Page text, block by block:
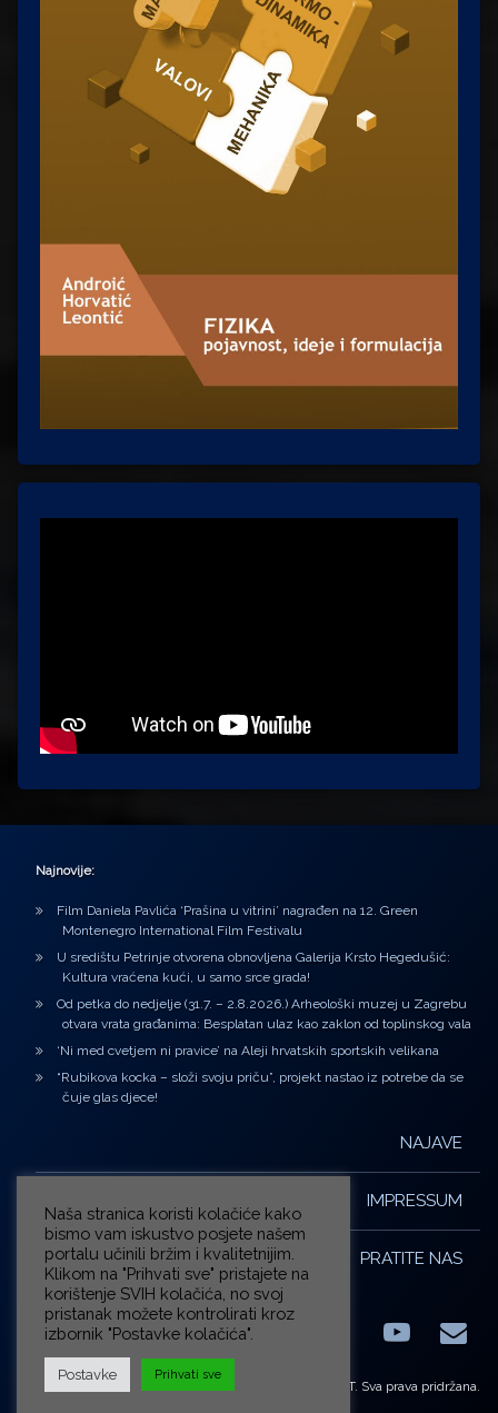
Najnovije:
Film Daniela Pavlića ‘Prašina u vitrini’ nagrađen na 12. Green
Montenegro International Film Festivalu
U središtu Petrinje otvorena obnovljena Galerija Krsto Hegedušić:
Kultura vraćena kući, u samo srce grada!
Od petka do nedjelje (31.7. – 2.8.2026.) Arheološki muzej u Zagrebu
otvara vrata građanima: Besplatan ulaz kao zaklon od toplinskog vala
‘Ni med cvetjem ni pravice’ na Aleji hrvatskih sportskih velikana
“Rubikova kocka – složi svoju priču”, projekt nastao iz potrebe da se
čuje glas djece!
NAJAVE
IMPRESSUM
PRATITE NAS
FacebookLinkedIn E-
© ZG-KULT. Sva prava pridržana.
Naša stranica koristi kolačiće kako
bismo vam iskustvo posjete našem
portalu učinili bržim i kvalitetnijim.
Klikom na "Prihvati sve" pristajete na
korištenje SVIH kolačića, no svoj
pristanak možete kontrolirati kroz
izbornik "Postavke kolačića".
Postavke Prihvati sve